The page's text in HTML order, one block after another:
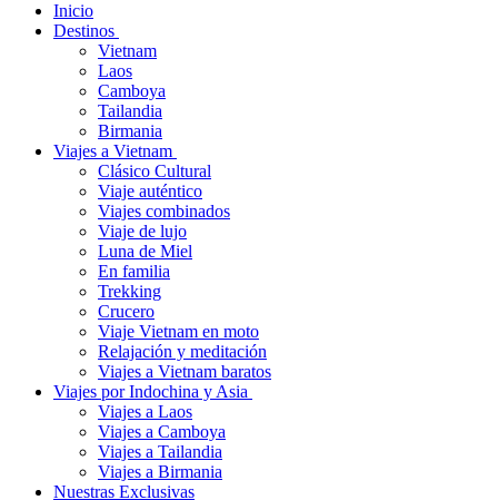
Inicio
Destinos
Vietnam
Laos
Camboya
Tailandia
Birmania
Viajes a Vietnam
Clásico Cultural
Viaje auténtico
Viajes combinados
Viaje de lujo
Luna de Miel
En familia
Trekking
Crucero
Viaje Vietnam en moto
Relajación y meditación
Viajes a Vietnam baratos
Viajes por Indochina y Asia
Viajes a Laos
Viajes a Camboya
Viajes a Tailandia
Viajes a Birmania
Nuestras Exclusivas